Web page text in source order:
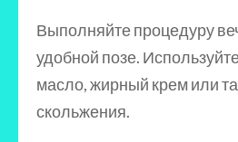
Выполняйте процедуру
удобной позе.
масло, жирный крем или
скольжения.